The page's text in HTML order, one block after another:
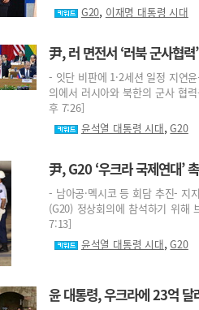
G20, 이재명 대통령 시대
尹, 러 면전서 ‘러북 군사협력
- 잇단 비판에 1·2세션 일정 지연
의에서 러시아와 북한의 군사 협
후 7:26]
윤석열 대통령 시대,G20
尹, G20 ‘우크라 국제연대’
- 남아공·멕시코 등 회담 추진- 지
(G20) 정상회의에 참석하기 위
7:13]
윤석열 대통령 시대,G20
윤 대통령, 우크라에 23억 달